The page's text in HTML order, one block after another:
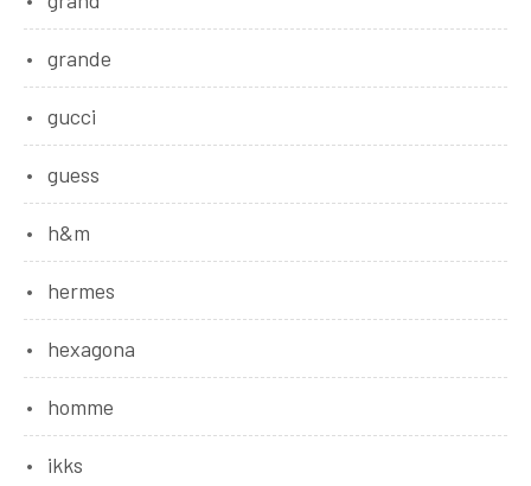
grande
gucci
guess
h&m
hermes
hexagona
homme
ikks